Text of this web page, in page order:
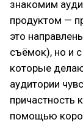
знакомим
продуктом —
это
съёмок), но и
которые
аудитории
причастность к
помощью